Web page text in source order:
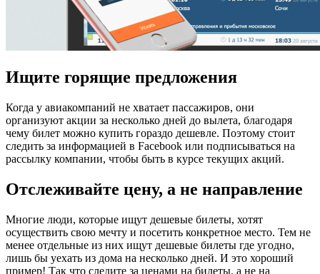
Ищите горящие предложения
Когда у авиакомпаний не хватает пассажиров, они
организуют акции за несколько дней до вылета, благодаря
чему билет можно купить гораздо дешевле. Поэтому стоит
следить за информацией в Facebook или подписываться на
рассылку компании, чтобы быть в курсе текущих акций.
Отслеживайте цену, а не направление
Многие люди, которые ищут дешевые билеты, хотят
осуществить свою мечту и посетить конкретное место. Тем не
менее отдельные из них ищут дешевые билеты где угодно,
лишь бы уехать из дома на несколько дней. И это хороший
пример! Так что следите за ценами на билеты, а не на